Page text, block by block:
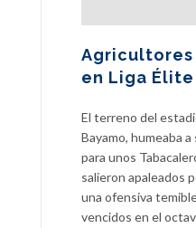
Agricultores
en Liga
El terreno del
Bayamo, humeaba
para unos
salieron apaleados
una ofensiva
vencidos en el